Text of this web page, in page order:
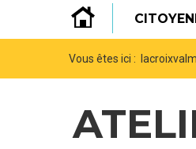
Vous êtes ici :